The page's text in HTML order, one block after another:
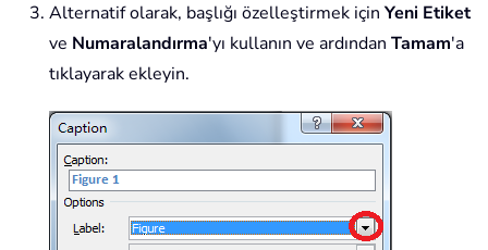
Alternatif olarak, başlığı özelleştirmek için Yeni Etiket
ve Numaralandırma'yı kullanın ve ardından Tamam'a
tıklayarak ekleyin.